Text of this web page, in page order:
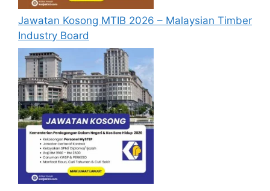
akaun baru terlebih dahulu.
Calon dikehendaki memuat naik resume
yang lengkap (kelayakan akademik,
pengalaman kerja, gaji semasa dan gaji
yang dipohon, gambar berukuran
passport serta salinan sijil-sijil berkaitan)
semasa membuat permohonan.
Pemohon yang telah mendaftar dan
memohon jawatan yang disenaraikan
tidak perlu lagi memohon semula
sekiranya tempoh permohonan masih
sah.
Sebelum membuat permohonan sila
Jawatan Kosong MTIB 2026 – Malaysian Timber
Industry Board